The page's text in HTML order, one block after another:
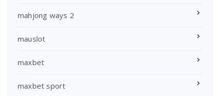
mahjong ways 2
mauslot
maxbet
maxbet sport